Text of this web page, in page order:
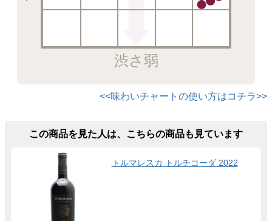
渋さ弱
<<味わいチャートの使い方はコチラ>>
この商品を見た人は、こちらの商品も見ています
トルマレスカ トルチコーダ 2022